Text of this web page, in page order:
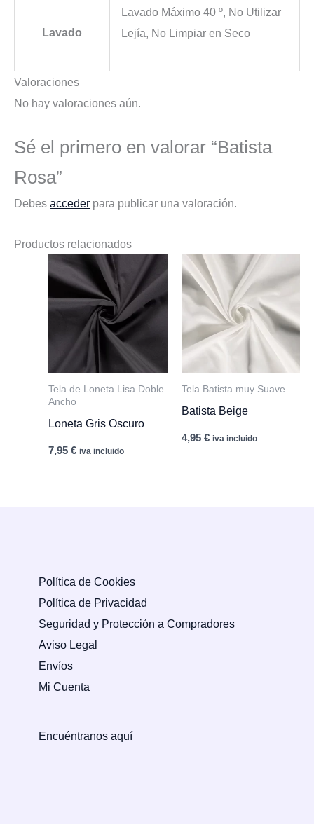
Lavado
Lavado Máximo 40 º, No Utilizar
Lejía, No Limpiar en Seco
Valoraciones
No hay valoraciones aún.
Sé el primero en valorar “Batista
Rosa”
Debes acceder para publicar una valoración.
Productos relacionados
Tela de Loneta Lisa Doble
Ancho
Loneta Gris Oscuro
7,95€ iva incluido
Tela Batista muy Suave
Batista Beige
4,95 € iva incluido
Política de Cookies
Política de Privacidad
Seguridad y Protección a Compradores
Aviso Legal
Envíos
Mi Cuenta
Encuéntranos aquí